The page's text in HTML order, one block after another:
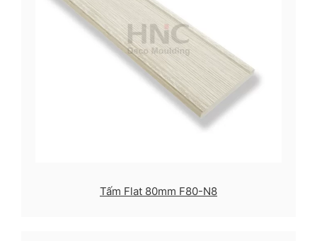
Tấm Flat 80mm F80-N8